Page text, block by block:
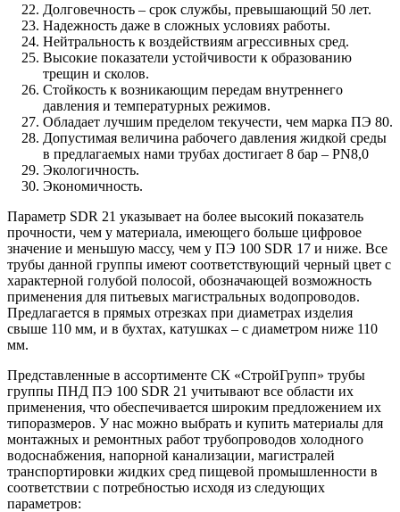
Долговечность – срок службы, превышающий 50 лет.
Надежность даже в сложных условиях работы.
Нейтральность к воздействиям агрессивных сред.
Высокие показатели устойчивости к образованию
трещин и сколов.
Стойкость к возникающим передам внутреннего
давления и температурных режимов.
Обладает лучшим пределом текучести, чем марка ПЭ 80.
Допустимая величина рабочего давления жидкой среды
в предлагаемых нами трубах достигает 8 бар – PN8,0
Экологичность.
Экономичность.
Параметр SDR 21 указывает на более высокий показатель
прочности, чем у материала, имеющего больше цифровое
значение и меньшую массу, чем у ПЭ 100 SDR 17 и ниже. Все
трубы данной группы имеют соответствующий черный цвет с
характерной голубой полосой, обозначающей возможность
применения для питьевых магистральных водопроводов.
Предлагается в прямых отрезках при диаметрах изделия
свыше 110 мм, и в бухтах, катушках – с диаметром ниже 110
мм.
Представленные в ассортименте СК «СтройГрупп» трубы
группы ПНД ПЭ 100 SDR 21 учитывают все области их
применения, что обеспечивается широким предложением их
типоразмеров. У нас можно выбрать и купить материалы для
монтажных и ремонтных работ трубопроводов холодного
водоснабжения, напорной канализации, магистралей
транспортировки жидких сред пищевой промышленности в
соответствии с потребностью исходя из следующих
параметров: